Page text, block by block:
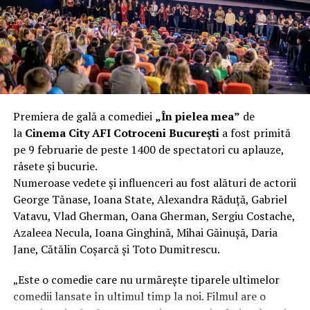
fier vechi a doua zi. Asta ca să fie clar de la început: nu
vorbim despre preferințe estetice, ci despre
funcționalitate reală.
Aluminiul, pe scurt: ușor,
rezistent la coroziune, dar cu
nuanțe
Aluminiul e materialul care apare primul în conversație
când cineva caută un pavilion ușor. Și pe bună dreptate.
Densitatea aluminiului e de aproximativ 2,7 g/cm³, față
de circa 7,8 g/cm³ pentru oțel. Practic, la un volum
identic, aluminiul cântărește cam o treime din greutatea
oțelului. Pentru oricine transportă, montează și
demontează frecvent o structură, diferența asta se
simte enorm.
Premiera de gală a comediei „În pielea mea” de
la Cinema City AFI Cotroceni Bucureștia fost primită
pe 9 februarie de peste 1400 de spectatori cu aplauze,
râsete și bucurie.
Numeroase vedete și influenceri au fost alături de actorii
George Tănase, Ioana State, Alexandra Răduță, Gabriel
Vatavu, Vlad Gherman, Oana Gherman, Sergiu Costache,
Azaleea Necula, Ioana Ginghină, Mihai Găinușă, Daria
Jane, Cătălin Coșarcă și Toto Dumitrescu.
„Este o comedie care nu urmărește tiparele ultimelor
comedii lansate în ultimul timp la noi. Filmul are o